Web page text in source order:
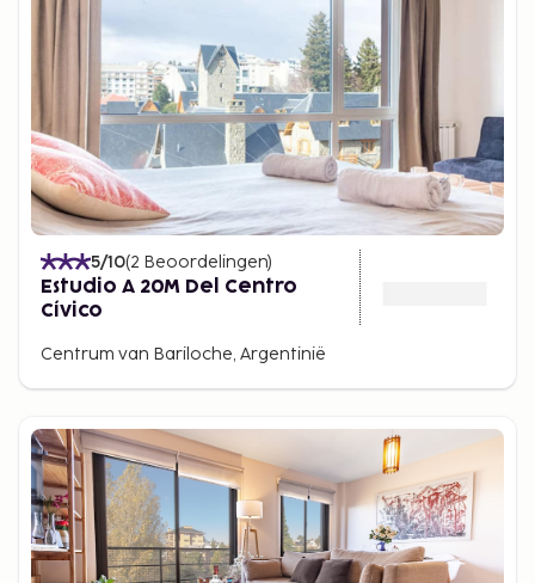
5/10(2 Beoordelingen)
Estudio A 20M Del Centro
Cívico
Centrum van Bariloche, Argentinië